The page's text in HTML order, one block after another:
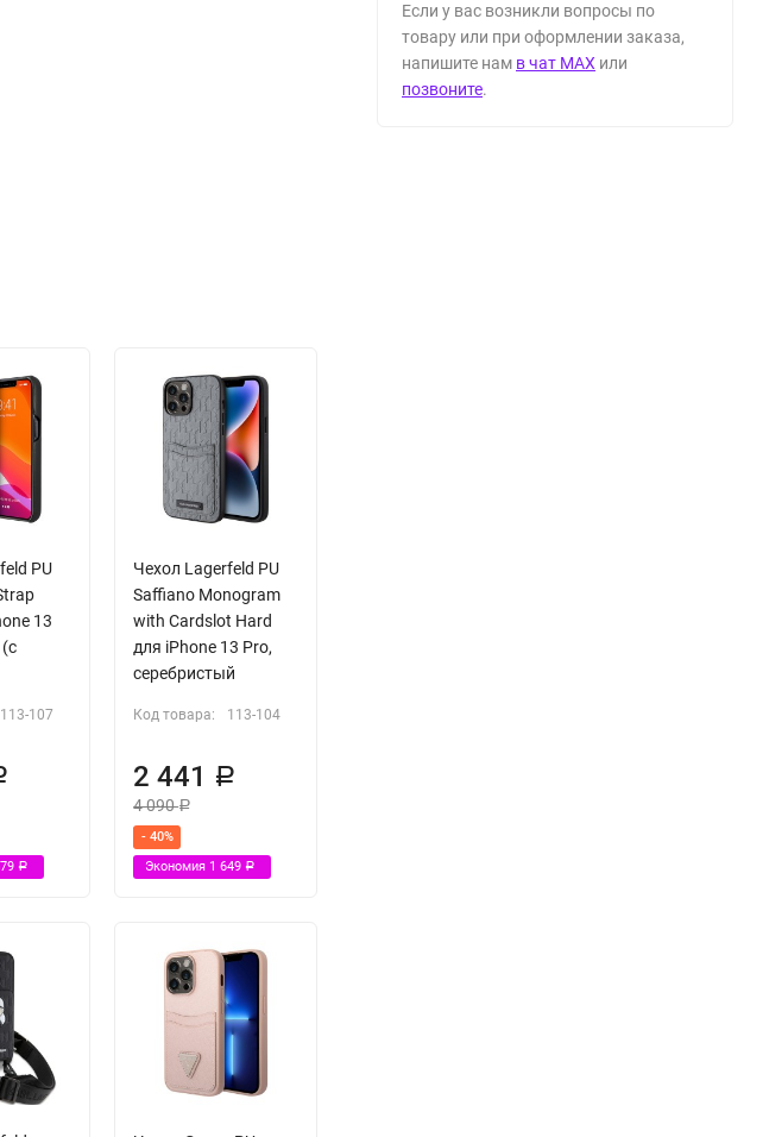
PU
13
113-107
Р
Чехол Lagerfeld PU
Saffiano Monogram
with Cardslot Hard
для iPhone 13 Pro,
серебристый
Код товара: 113-104
2 441 Р
4 090Р
- 40%
Экономия 1 649Р
Если у вас возникли вопросы по
товару или при оформлении заказа,
напишите нам в чат MAX или
позвоните.